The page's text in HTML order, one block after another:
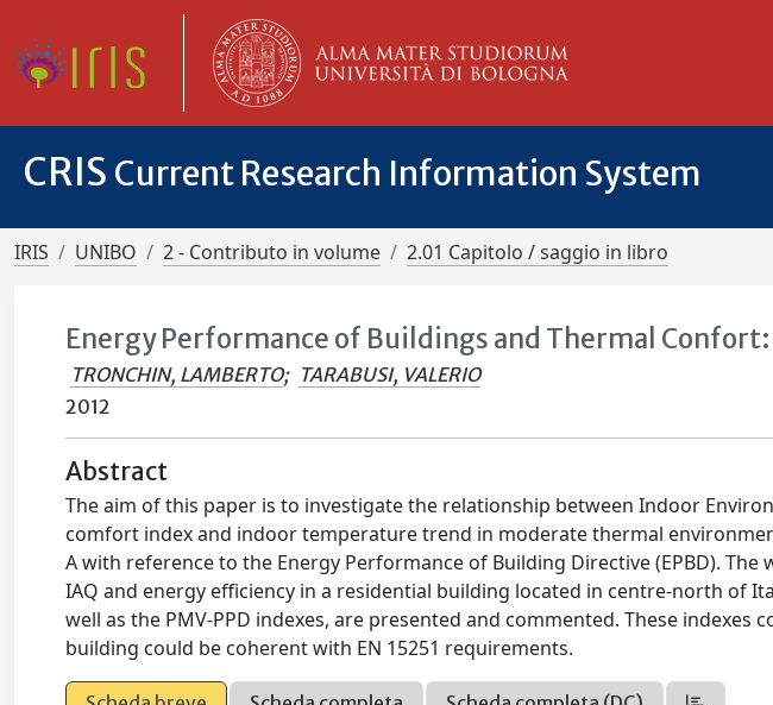
CRIS Current Research Information System
IRIS UNIBO 2 - Contributo in volume 2.01 Capitolo / saggio in libro
Energy Performance of Buildings and Thermal
TRONCHIN, LAMBERTO; TARABUSI, VALERIO
2012
Abstract
The aim of this paper is to investigate the relationship between Indoor
comfort index and indoor temperature trend in moderate thermal
A with reference to the Energy Performance of Building Directive (EPBD).
IAQ and energy efficiency in a residential building located in centre-north of
well as the PMV-PPD indexes, are presented and commented. These indexes
building could be coherent with EN 15251 requirements.